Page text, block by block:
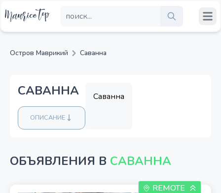
Остров Маврикий Саванна
САВАННА
ОПИСАНИЕ
Саванна
ОБЪЯВЛЕНИЯ В САВАННА
REMOTE